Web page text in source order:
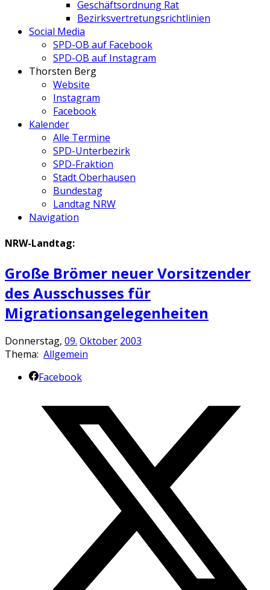
Geschäftsordnung Rat
Bezirksvertretungs­richtlinien
Social Media
SPD-OB auf Facebook
SPD-OB auf Instagram
Thorsten Berg
Website
Instagram
Facebook
Kalender
Alle Termine
SPD-Unterbezirk
SPD-Fraktion
Stadt Oberhausen
Bundestag
Landtag NRW
Navigation
NRW-Landtag:
Große Brömer neuer Vorsitzender
des Ausschusses für
Migrationsangelegenheiten
Donnerstag, 09. Oktober 2003
Thema: Allgemein
Facebook